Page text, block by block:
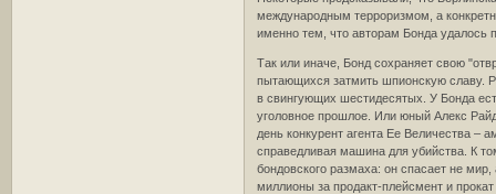
международным терроризмом, а
именно тем, что авторам Бонда удалось
Так или иначе, Бонд сохраняет свою
пытающихся затмить шпионскую славу.
в свингующих шестидесятых. У Бонда
уголовное прошлое. Или юный Алекс
день конкурент агента Ее Величества
справедливая машина для убийства. К
бондовского размаха: он спасает не
миллионы за продакт-плейсмент и